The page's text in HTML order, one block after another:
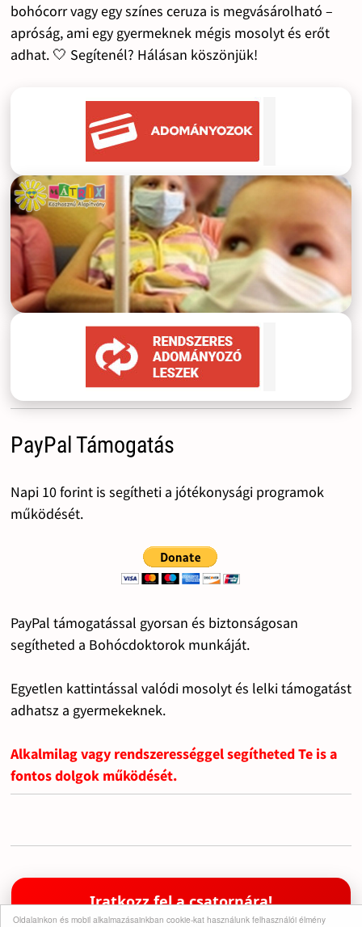
Oldalainkon és mobil alkalmazásainkban cookie-kat használunk felhasználói élmény
bohócorr vagy egy színes ceruza is megvásárolható –
apróság, ami egy gyermeknek mégis mosolyt és erőt
adhat. 🤍 Segítenél? Hálásan köszönjük!
PayPal Támogatás
Napi 10 forint is segítheti a jótékonysági programok
működését.
PayPal támogatással gyorsan és biztonságosan
segítheted a Bohócdoktorok munkáját.
Egyetlen kattintással valódi mosolyt és lelki támogatást
adhatsz a gyermekeknek.
Alkalmilag vagy rendszerességgel segítheted Te is a
fontos dolgok működését.
Iratkozz fel a csatornára!